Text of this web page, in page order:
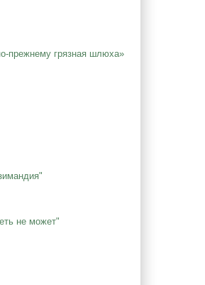
прежнему грязная шлюха»
не может"